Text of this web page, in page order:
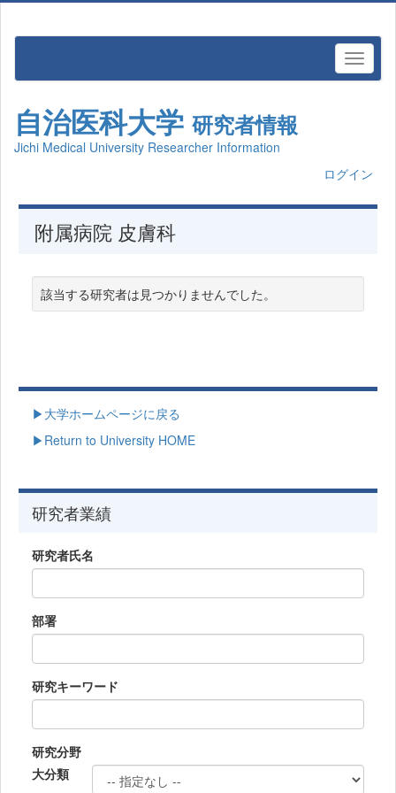
自治医科大学 研究者情報
Jichi Medical University Researcher Information
ログイン
附属病院 皮膚科
該当する研究者は見つかりませんでした。
▶大学ホームページに戻る
▶Return to University HOME
研究者業績
研究者氏名
部署
研究キーワード
研究分野
大分類